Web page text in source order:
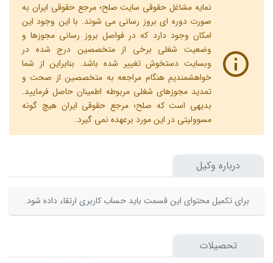
نمایه مشاغل حقوقی سایت صلح؛ مرجع حقوقی ایران به
صورت دوره ای بروز رسانی می شوند. با این وجود این
امکان وجود دارد که در فواصل بروز رسانی مجوزها و
وضعیت شغلی برخی از متخصصین درج شده در
وبسایت دستخوش تغییر شده باشد. بنابراین از شما
خواهشمندیم هنگام مراجعه به متخصصین از صحت و
تمدید مجوزهای شغلی مربوطه اطمینان حاصل فرمایید.
بدیهی است که صلح؛ مرجع حقوقی ایران هیچ گونه
مسوولیتی در این مورد برعهده نمی گیرد.
درباره وکیل
برای تکمیل محتوای این قسمت باید حساب کاربری ارتقاء داده شود.
تحصیلات